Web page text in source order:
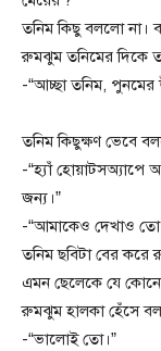
তনিম কিছু বললো না।
রুমঝুম তনিমের দিকে
-“আচ্ছা তনিম,
তনিম কিছুক্ষণ ভেবে
-“হ্যাঁ হোয়াটসঅ্যাপে
জন্য।”
-“আমাকেও দেখাও
তনিম ছবিটা বের করে
এমন ছেলেকে যে
রুমঝুম হালকা হেঁসে
-“ভালোই তো।”